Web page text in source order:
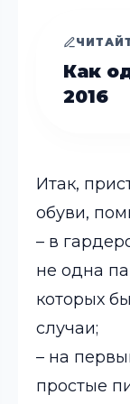
Как
2016
Итак,
обуви,
– в
не одна
которых
случаи;
– на
простые